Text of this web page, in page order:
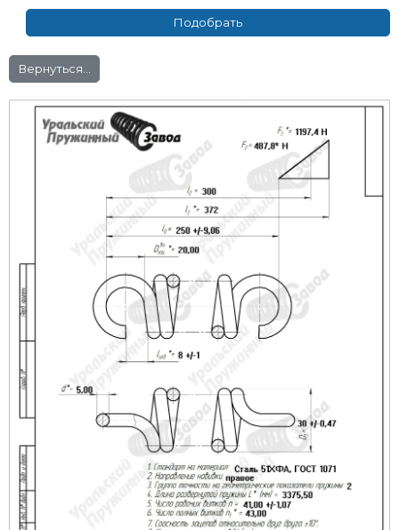
Вернуться...